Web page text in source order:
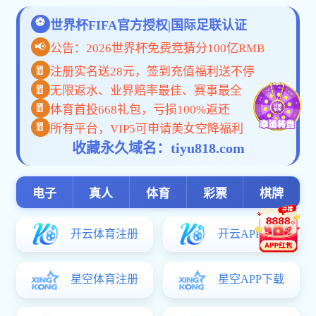
深入基层解难题 凝聚共识促发展 校党委书记深入会计
我校召开党委理论学习中心组（扩大）会议
学校举行AI技术应用研究院成立大会
我校召开党委理论学习中心组（扩大）会议